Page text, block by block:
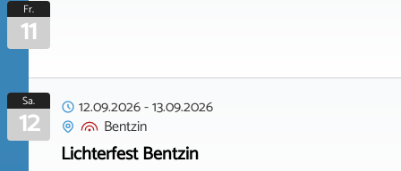
Fr.
11
Sa.
12 12.09.2026-13.09.2026
Bentzin
Lichterfest Bentzin